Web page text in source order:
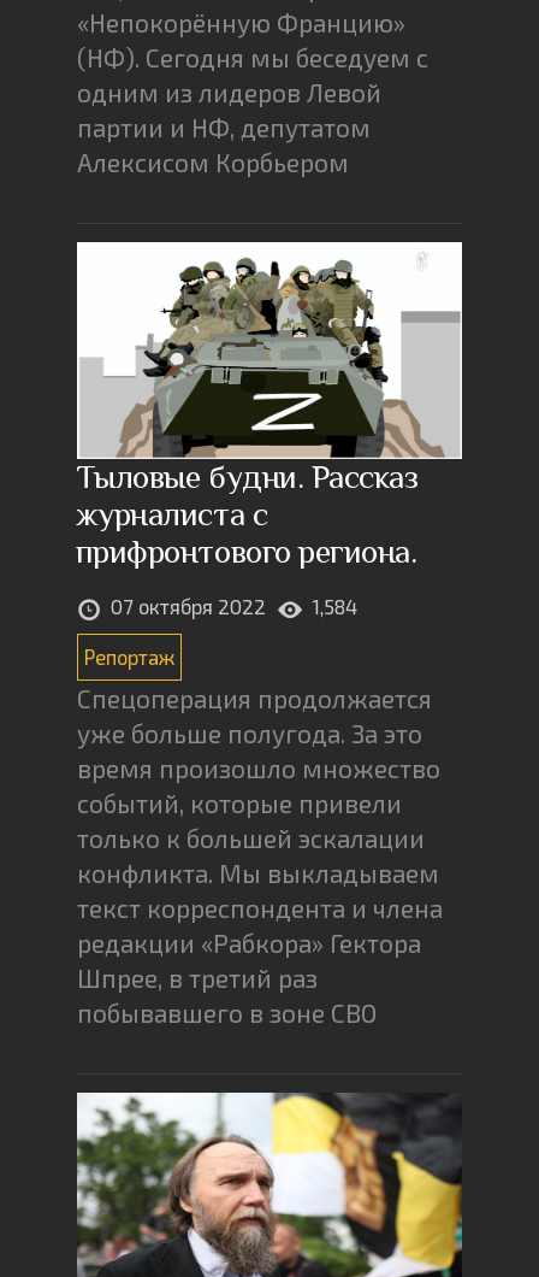
«Непокорённую Францию»
(НФ). Сегодня мы беседуем с
одним из лидеров Левой
партии и НФ, депутатом
Алексисом Корбьером
Тыловые будни. Рассказ
журналиста с
прифронтового региона.
07 октября 2022 1,584
Репортаж
Спецоперация продолжается
уже больше полугода. За это
время произошло множество
событий, которые привели
только к большей эскалации
конфликта. Мы выкладываем
текст корреспондента и члена
редакции «Рабкора» Гектора
Шпрее, в третий раз
побывавшего в зоне СВО